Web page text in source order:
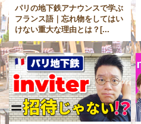
パリの地下鉄アナウンスで学ぶ
フランス語｜忘れ物をしてはい
けない重大な理由とは？[...